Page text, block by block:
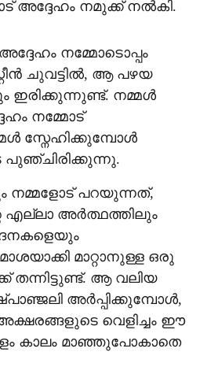
അദ്ദേഹം നമുക്ക് നൽകി.
നമ്മോടൊപ്പം
ചുവട്ടിൽ, ആ പഴയ
ഇരിക്കുന്നുണ്ട്. നമ്മൾ
നമ്മോട്
സ്നേഹിക്കുമ്പോൾ
പുഞ്ചിരിക്കുന്നു.
നമ്മളോട് പറയുന്നത്,
എല്ലാ അർത്ഥത്തിലും
മാറ്റാനുള്ള ഒരു
തന്നിട്ടുണ്ട്. ആ വലിയ
അർപ്പിക്കുമ്പോൾ,
വെളിച്ചം ഈ
കാലം മാഞ്ഞുപോകാതെ